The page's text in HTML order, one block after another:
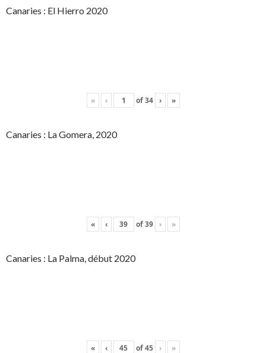
Canaries : El Hierro 2020
« ‹ of34 › »
Canaries : La Gomera, 2020
« ‹ of39 › »
Canaries : La Palma, début 2020
« ‹ of45 › »